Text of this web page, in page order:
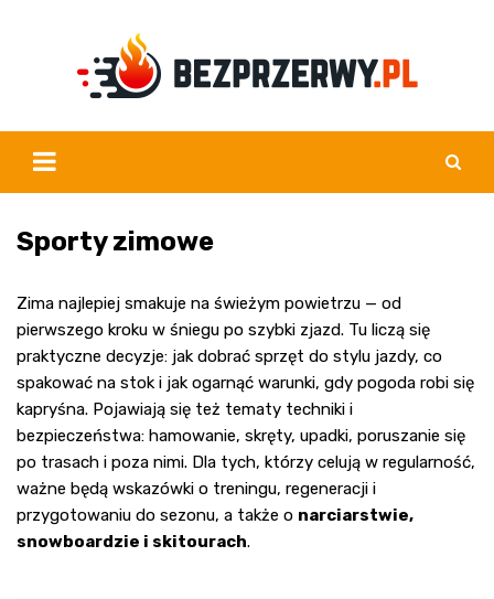
Sporty zimowe
Zima najlepiej smakuje na świeżym powietrzu — od
pierwszego kroku w śniegu po szybki zjazd. Tu liczą się
praktyczne decyzje: jak dobrać sprzęt do stylu jazdy, co
spakować na stok i jak ogarnąć warunki, gdy pogoda robi się
kapryśna. Pojawiają się też tematy techniki i
bezpieczeństwa: hamowanie, skręty, upadki, poruszanie się
po trasach i poza nimi. Dla tych, którzy celują w regularność,
ważne będą wskazówki o treningu, regeneracji i
przygotowaniu do sezonu, a także o narciarstwie,
snowboardzie i skitourach.